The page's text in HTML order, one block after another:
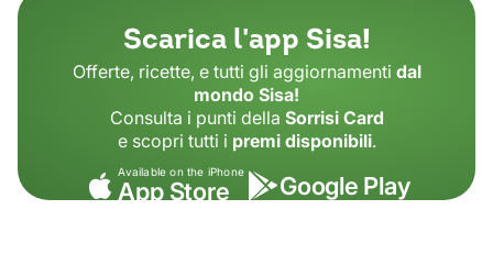
Scarica l'app Sisa!
Offerte, ricette, e tutti gli aggiornamenti dal
mondo Sisa!
Consulta i punti della Sorrisi Card
e scopri tutti i premi disponibili.
Available on the iPhone
App Store Google Play